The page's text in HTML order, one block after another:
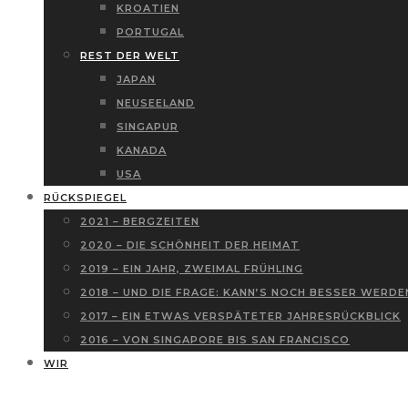
KROATIEN
PORTUGAL
REST DER WELT
JAPAN
NEUSEELAND
SINGAPUR
KANADA
USA
RÜCKSPIEGEL
2021 – BERGZEITEN
2020 – DIE SCHÖNHEIT DER HEIMAT
2019 – EIN JAHR, ZWEIMAL FRÜHLING
2018 – UND DIE FRAGE: KANN’S NOCH BESSER
2017 – EIN ETWAS VERSPÄTETER JAHRESRÜCKBLICK
2016 – VON SINGAPORE BIS SAN FRANCISCO
WIR